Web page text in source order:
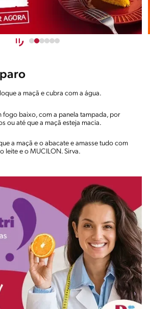
a maçã e cubra com a água.
fogo baixo, com a panela tampada, por
ou até que a maçã esteja macia.
a maçã e o abacate e amasse tudo com
leite e o MUCILON. Sirva.